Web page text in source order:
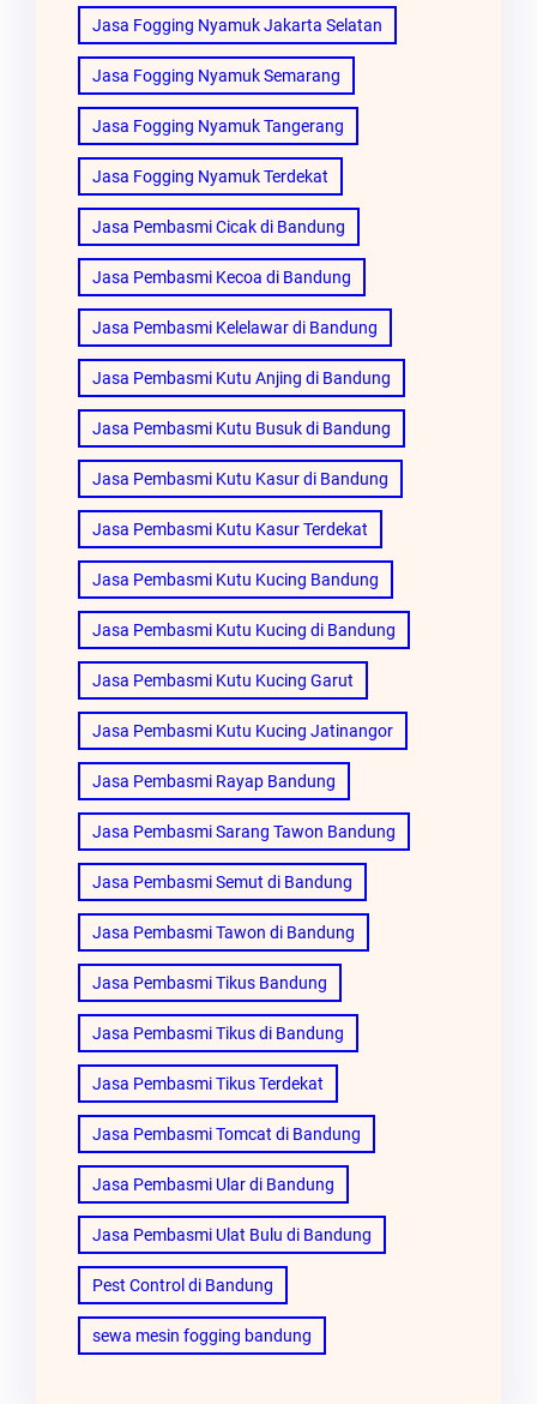
Jasa Fogging Nyamuk Jakarta Selatan
Jasa Fogging Nyamuk Semarang
Jasa Fogging Nyamuk Tangerang
Jasa Fogging Nyamuk Terdekat
Jasa Pembasmi Cicak di Bandung
Jasa Pembasmi Kecoa di Bandung
Jasa Pembasmi Kelelawar di Bandung
Jasa Pembasmi Kutu Anjing di Bandung
Jasa Pembasmi Kutu Busuk di Bandung
Jasa Pembasmi Kutu Kasur di Bandung
Jasa Pembasmi Kutu Kasur Terdekat
Jasa Pembasmi Kutu Kucing Bandung
Jasa Pembasmi Kutu Kucing di Bandung
Jasa Pembasmi Kutu Kucing Garut
Jasa Pembasmi Kutu Kucing Jatinangor
Jasa Pembasmi Rayap Bandung
Jasa Pembasmi Sarang Tawon Bandung
Jasa Pembasmi Semut di Bandung
Jasa Pembasmi Tawon di Bandung
Jasa Pembasmi Tikus Bandung
Jasa Pembasmi Tikus di Bandung
Jasa Pembasmi Tikus Terdekat
Jasa Pembasmi Tomcat di Bandung
Jasa Pembasmi Ular di Bandung
Jasa Pembasmi Ulat Bulu di Bandung
Pest Control di Bandung
sewa mesin fogging bandung